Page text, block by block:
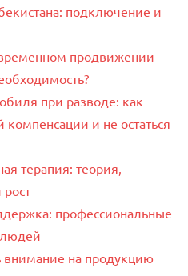
подключение и
продвижении
при разводе: как
компенсации и не остаться
терапия: теория,
профессиональные
внимание на продукцию